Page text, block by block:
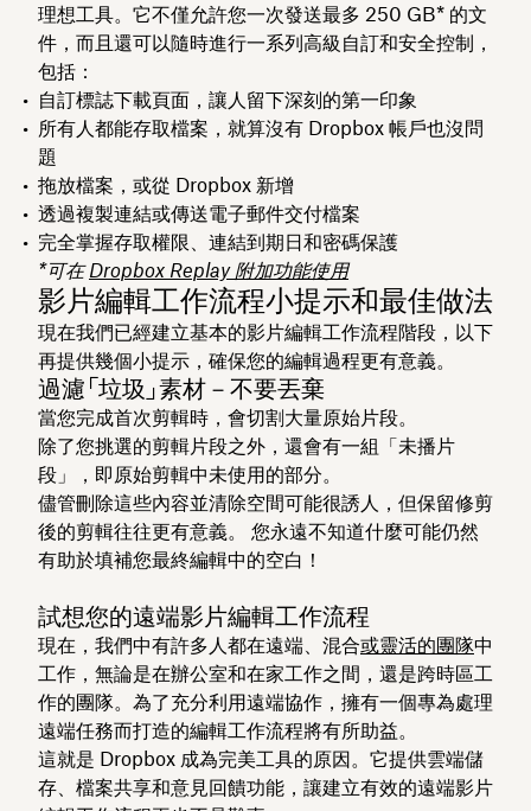
理想工具。它不僅允許您一次發送最多 250 GB* 的文
件，而且還可以隨時進行一系列高級自訂和安全控制，
包括：
自訂標誌下載頁面，讓人留下深刻的第一印象
所有人都能存取檔案，就算沒有 Dropbox 帳戶也沒問
題
拖放檔案，或從 Dropbox 新增
透過複製連結或傳送電子郵件交付檔案
完全掌握存取權限、連結到期日和密碼保護
*可在Dropbox Replay 附加功能使用
影片編輯工作流程小提示和最佳做法
現在我們已經建立基本的影片編輯工作流程階段，以下
再提供幾個小提示，確保您的編輯過程更有意義。
過濾「垃圾」素材－不要丟棄
當您完成首次剪輯時，會切割大量原始片段。
除了您挑選的剪輯片段之外，還會有一組「未播片
段」，即原始剪輯中未使用的部分。
儘管刪除這些內容並清除空間可能很誘人，但保留修剪
後的剪輯往往更有意義。 您永遠不知道什麼可能仍然
有助於填補您最終編輯中的空白！
試想您的遠端影片編輯工作流程
現在，我們中有許多人都在遠端、混合或靈活的團隊中
工作，無論是在辦公室和在家工作之間，還是跨時區工
作的團隊。為了充分利用遠端協作，擁有一個專為處理
遠端任務而打造的編輯工作流程將有所助益。
這就是 Dropbox 成為完美工具的原因。它提供雲端儲
存、檔案共享和意見回饋功能，讓建立有效的遠端影片